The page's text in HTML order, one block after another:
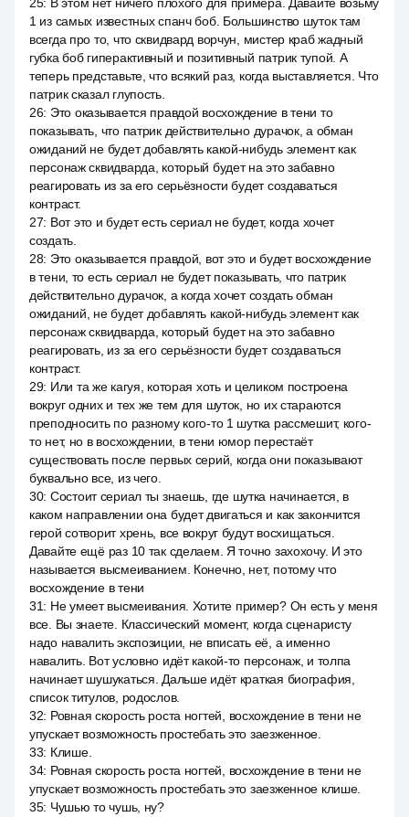
1 из самых известных спанч боб. Большинство шуток там
всегда про то, что сквидвард ворчун, мистер краб жадный
губка боб гиперактивный и позитивный патрик тупой. А
теперь представьте, что всякий раз, когда выставляется. Что
патрик сказал глупость.
26: Это оказывается правдой восхождение в тени то
показывать, что патрик действительно дурачок, а обман
ожиданий не будет добавлять какой-нибудь элемент как
персонаж сквидварда, который будет на это забавно
реагировать из за его серьёзности будет создаваться
контраст.
27: Вот это и будет есть сериал не будет, когда хочет
создать.
28: Это оказывается правдой, вот это и будет восхождение
в тени, то есть сериал не будет показывать, что патрик
действительно дурачок, а когда хочет создать обман
ожиданий, не будет добавлять какой-нибудь элемент как
персонаж сквидварда, который будет на это забавно
реагировать, из за его серьёзности будет создаваться
контраст.
29: Или та же кагуя, которая хоть и целиком построена
вокруг одних и тех же тем для шуток, но их стараются
преподносить по разному кого-то 1 шутка рассмешит, кого-
то нет, но в восхождении, в тени юмор перестаёт
существовать после первых серий, когда они показывают
буквально все, из чего.
30: Состоит сериал ты знаешь, где шутка начинается, в
каком направлении она будет двигаться и как закончится
герой сотворит хрень, все вокруг будут восхищаться.
Давайте ещё раз 10 так сделаем. Я точно захохочу. И это
называется высмеиванием. Конечно, нет, потому что
восхождение в тени
31: Не умеет высмеивания. Хотите пример? Он есть у меня
все. Вы знаете. Классический момент, когда сценаристу
надо навалить экспозиции, не вписать её, а именно
навалить. Вот условно идёт какой-то персонаж, и толпа
начинает шушукаться. Дальше идёт краткая биография,
список титулов, родослов.
32: Ровная скорость роста ногтей, восхождение в тени не
упускает возможность простебать это заезженное.
33: Клише.
34: Ровная скорость роста ногтей, восхождение в тени не
упускает возможность простебать это заезженное клише.
35: Чушью то чушь, ну?